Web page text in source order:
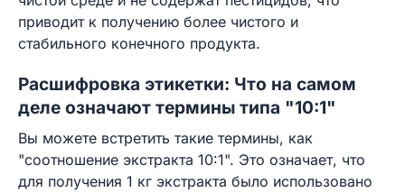
приводит к получению более чистого и
стабильного конечного продукта.
Расшифровка этикетки: Что на самом
деле означают термины типа "10:1"
Вы можете встретить такие термины, как
"соотношение экстракта 10:1". Это означает, что
для получения 1 кг экстракта было использовано